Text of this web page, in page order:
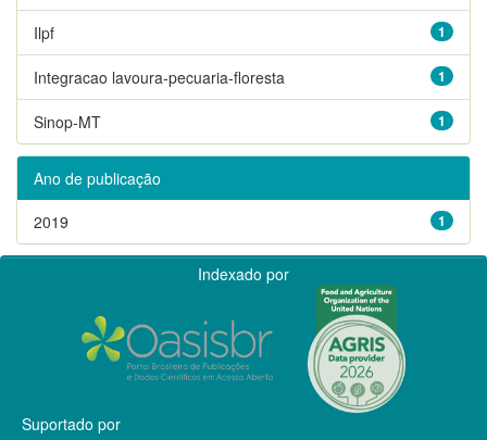
1
Ilpf
1
Integracao lavoura-pecuaria-floresta
1
Sinop-MT
Ano de publicação
1
2019
Indexado por
Suportado por